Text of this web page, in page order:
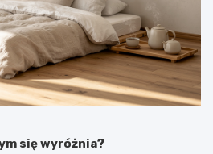
się wyróżnia?